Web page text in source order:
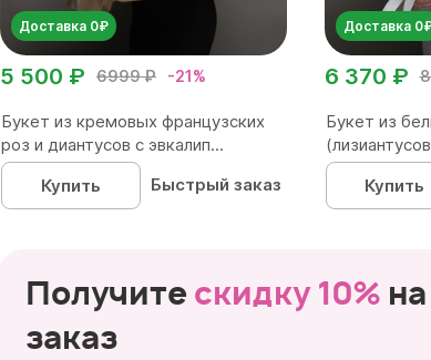
Доставка 0₽
6999 ₽ -21%
5 500 ₽
Букет из кремовых французских
роз и диантусов с эвкалип...
Купить
Быстрый заказ
Доставка
6 370 ₽
Букет из
хризантем...
Купить
Получитескидку 10%
заказ